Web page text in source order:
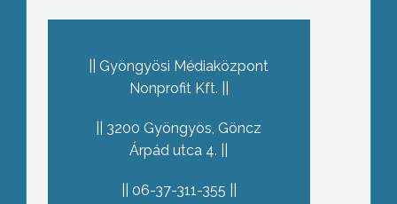
Gyöngyösi Médiaközpont
Nonprofit Kft.
3200 Gyöngyös, Göncz
Árpád utca 4.
06-37-311-355